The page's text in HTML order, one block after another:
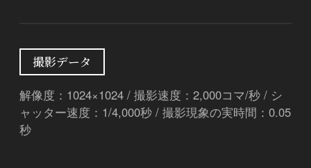
撮影データ
解像度：1024×1024 / 撮影速度：2,000コマ/秒 / シ
ャッター速度：1/4,000秒 / 撮影現象の実時間：0.05
秒